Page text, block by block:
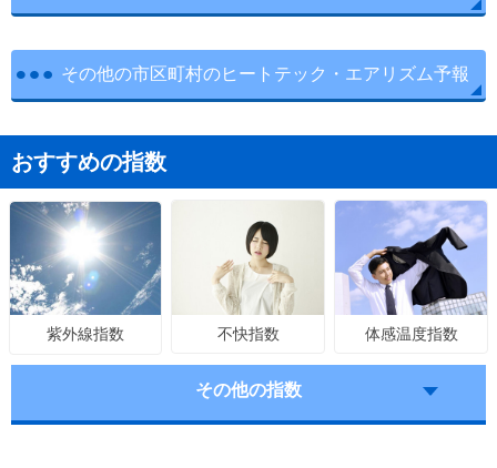
その他の市区町村のヒートテック・エアリズム予報
おすすめの指数
紫外線指数 不快指数 体感温度指数
その他の指数